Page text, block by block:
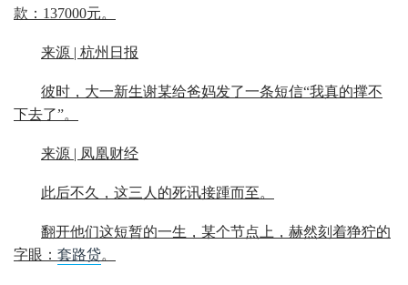
款：137000元。
来源 | 杭州日报
彼时，大一新生谢某给爸妈发了一条短信“我真的撑不
下去了”。
来源 | 凤凰财经
此后不久，这三人的死讯接踵而至。
翻开他们这短暂的一生，某个节点上，赫然刻着狰狞的
字眼： 套路贷。